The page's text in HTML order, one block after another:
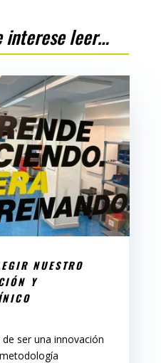
interese leer…
NUESTRO
Y
ser una innovación